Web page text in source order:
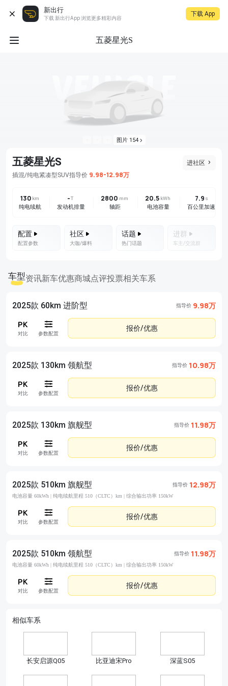
新出行
下载 新出行App 浏览更多精彩内容
下载 App
五菱星光S
图片 154
进社区
五菱星光S
插混/纯电紧凑型SUV指导价 9.98-12.98万
130 km
纯电续航
-T
发动机排量
2800 mm
轴距
20.5 kWh
电池容量
7.9 s
百公里加速
配置
配置参数
社区
大咖/爆料
话题
热门话题
进群
车主/交流群
车型资讯新车优惠商城点评投票相关车系
2025款 60km 进阶型 指导价 9.98万
对比 参数配置
报价/优惠
2025款 130km 领航型 指导价 10.98万
对比 参数配置
报价/优惠
2025款 130km 旗舰型 指导价 11.98万
对比 参数配置
报价/优惠
2025款 510km 旗舰型 指导价 12.98万
电池容量 60kWh | 纯电续航里程 510（CLTC）km | 综合输出功率 150kW
对比 参数配置
报价/优惠
2025款 510km 领航型 指导价 11.98万
电池容量 60kWh | 纯电续航里程 510（CLTC）km | 综合输出功率 150kW
对比 参数配置
报价/优惠
相似车系
长安启源Q05 比亚迪宋Pro 深蓝S05